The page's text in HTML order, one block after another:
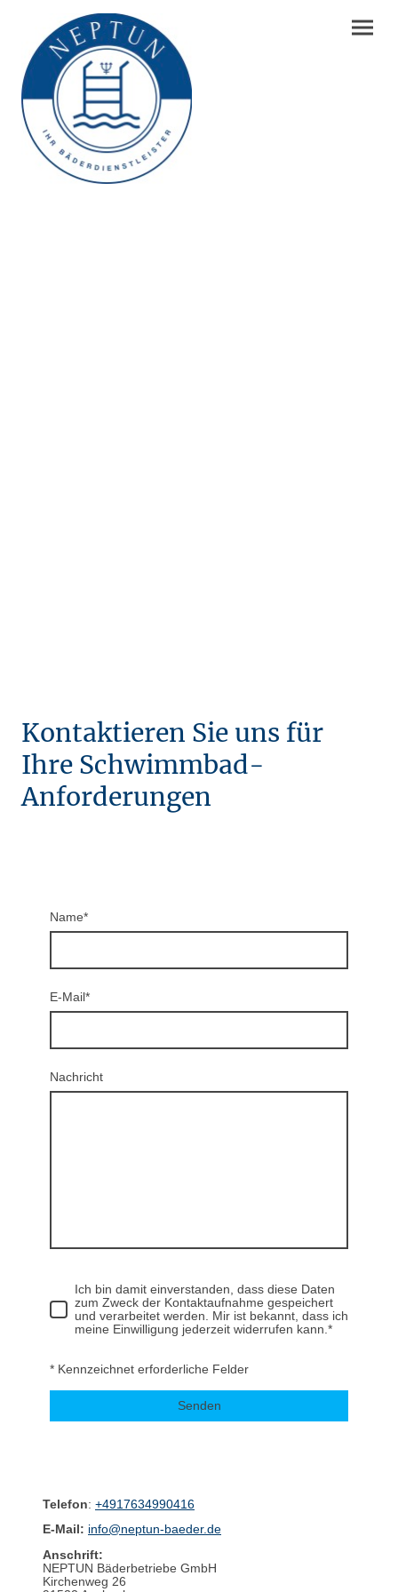
Kontaktieren Sie uns für
Ihre Schwimmbad-
Anforderungen
Name*
E-Mail *
Nachricht
Ich bin damit einverstanden, dass diese Daten
zum Zweck der Kontaktaufnahme gespeichert
und verarbeitet werden. Mir ist bekannt, dass ich
meine Einwilligung jederzeit widerrufen kann.*
* Kennzeichnet erforderliche Felder
Senden
Telefon: +4917634990416
E-Mail: info@neptun-baeder.de
Anschrift:
NEPTUN Bäderbetriebe GmbH
Kirchenweg 26